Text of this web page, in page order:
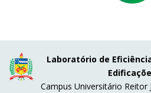
Laboratório de
Campus Universitário Reitor